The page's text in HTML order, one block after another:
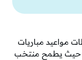
مواعيد مباريات
النهائي بطولة كأس العالم 2026؛ حيث يطمح منتخب